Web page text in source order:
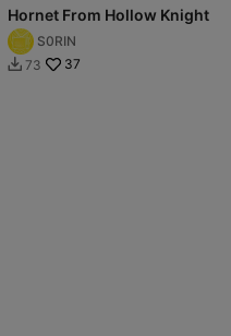
Hornet From Hollow Knight
S0RIN
 73 37